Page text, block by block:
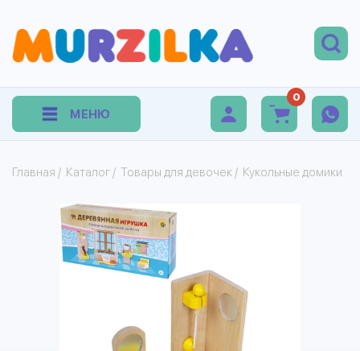
МЕНЮ
0
Главная / Каталог / Товары для девочек / Кукольные домики